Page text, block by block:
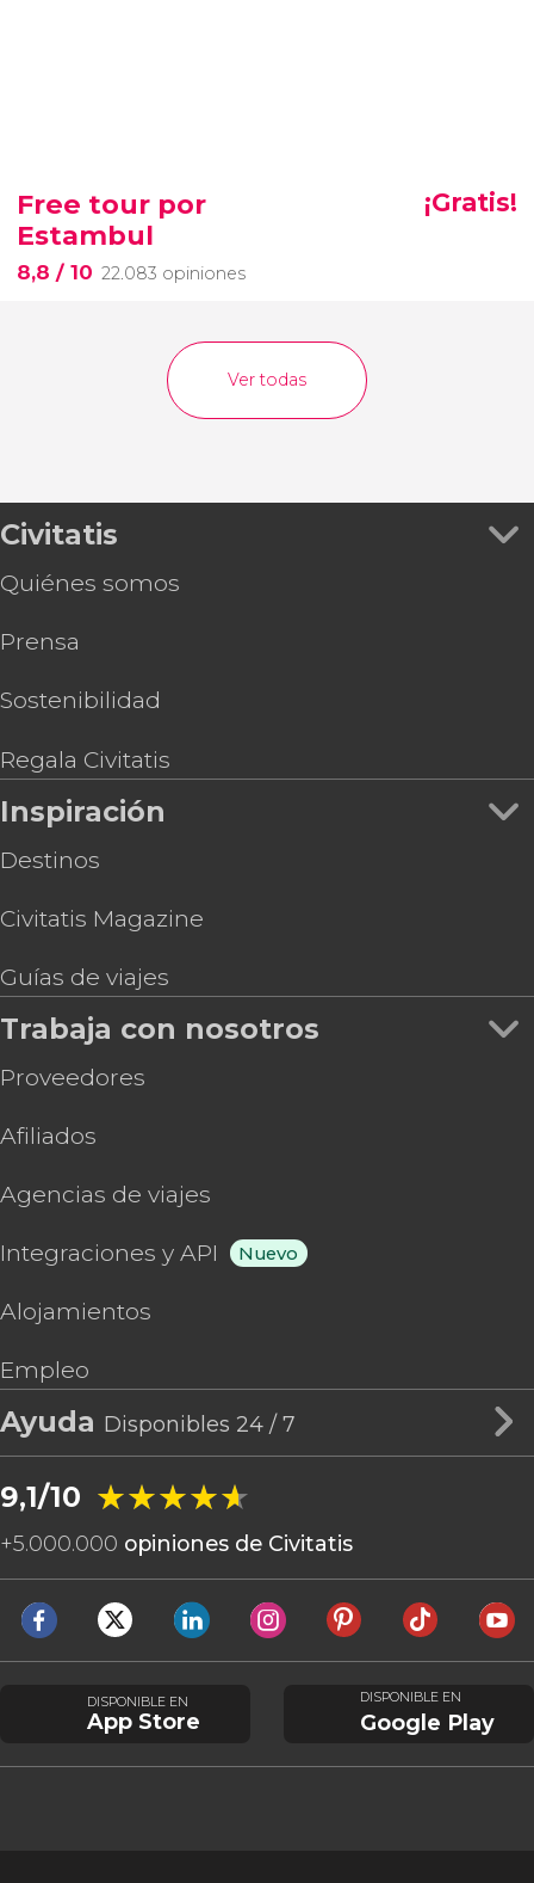
Free tour por
Estambul
8,8 / 10 22.083 opiniones
¡Gratis!
Ver todas
Civitatis
Quiénes somos
Prensa
Sostenibilidad
Regala Civitatis
Inspiración
Destinos
Civitatis Magazine
Guías de viajes
Trabaja con nosotros
Proveedores
Afiliados
Agencias de viajes
Integraciones y API Nuevo
Alojamientos
Empleo
Ayuda Disponibles 24 / 7
9,1/10 ★★★★★
★★★★★
+5.000.000 opiniones de Civitatis
DISPONIBLE EN
App Store
DISPONIBLE EN
Google Play